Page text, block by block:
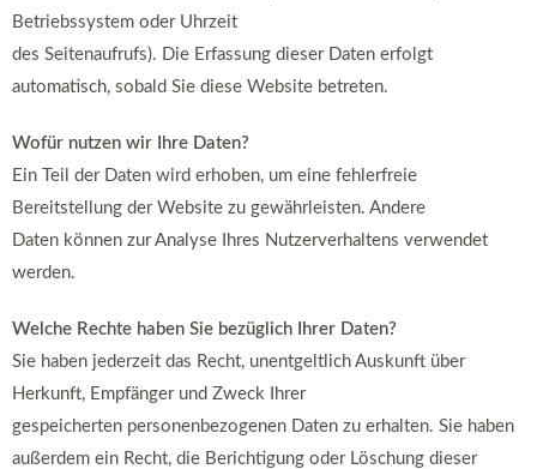
Betriebssystem oder Uhrzeit
des Seitenaufrufs). Die Erfassung dieser Daten erfolgt
automatisch, sobald Sie diese Website betreten.
Wofür nutzen wir Ihre Daten?
Ein Teil der Daten wird erhoben, um eine fehlerfreie
Bereitstellung der Website zu gewährleisten. Andere
Daten können zur Analyse Ihres Nutzerverhaltens verwendet
werden.
Welche Rechte haben Sie bezüglich Ihrer Daten?
Sie haben jederzeit das Recht, unentgeltlich Auskunft über
Herkunft, Empfänger und Zweck Ihrer
gespeicherten personenbezogenen Daten zu erhalten. Sie haben
außerdem ein Recht, die Berichtigung oder Löschung dieser